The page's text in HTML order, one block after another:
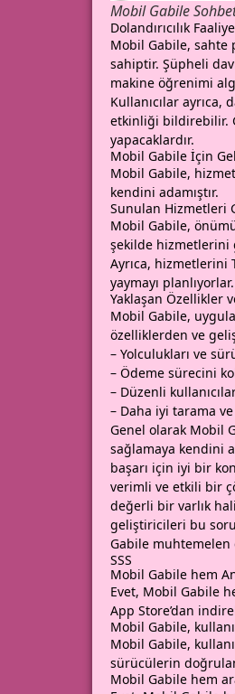
Mobil Gabile
Dolandırıcılık
Mobil Gabile, sahte
sahiptir. Şüpheli
makine öğrenimi
Kullanıcılar
etkinliği bildirebilir.
yapacaklardır.
Mobil Gabile İçin
Mobil Gabile,
kendini adamıştır.
Sunulan Hizmetleri
Mobil Gabile,
şekilde hizmetlerini
Ayrıca, hizmetlerini
yaymayı planlıyorlar.
Yaklaşan Özellikler
Mobil Gabile,
özelliklerden ve
– Yolculukları ve
– Ödeme sürecini
– Düzenli
– Daha iyi tarama
Genel olarak Mobil
sağlamaya kendini
başarı için iyi bir
verimli ve etkili bir
değerli bir varlık
geliştiricileri bu
Gabile muhtemelen
SSS
Mobil Gabile hem
Evet, Mobil Gabile
App Store’dan
Mobil Gabile,
Mobil Gabile,
sürücülerin
Mobil Gabile hem